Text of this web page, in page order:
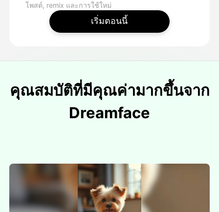
โพสต์, remix และการใช้ใหม่
เริ่มตอนนี้
คุณสมบัติที่มีคุณค่ามากขึ้นจาก
Dreamface